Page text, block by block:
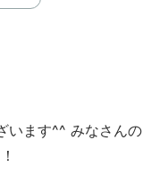
います^^ みなさんの